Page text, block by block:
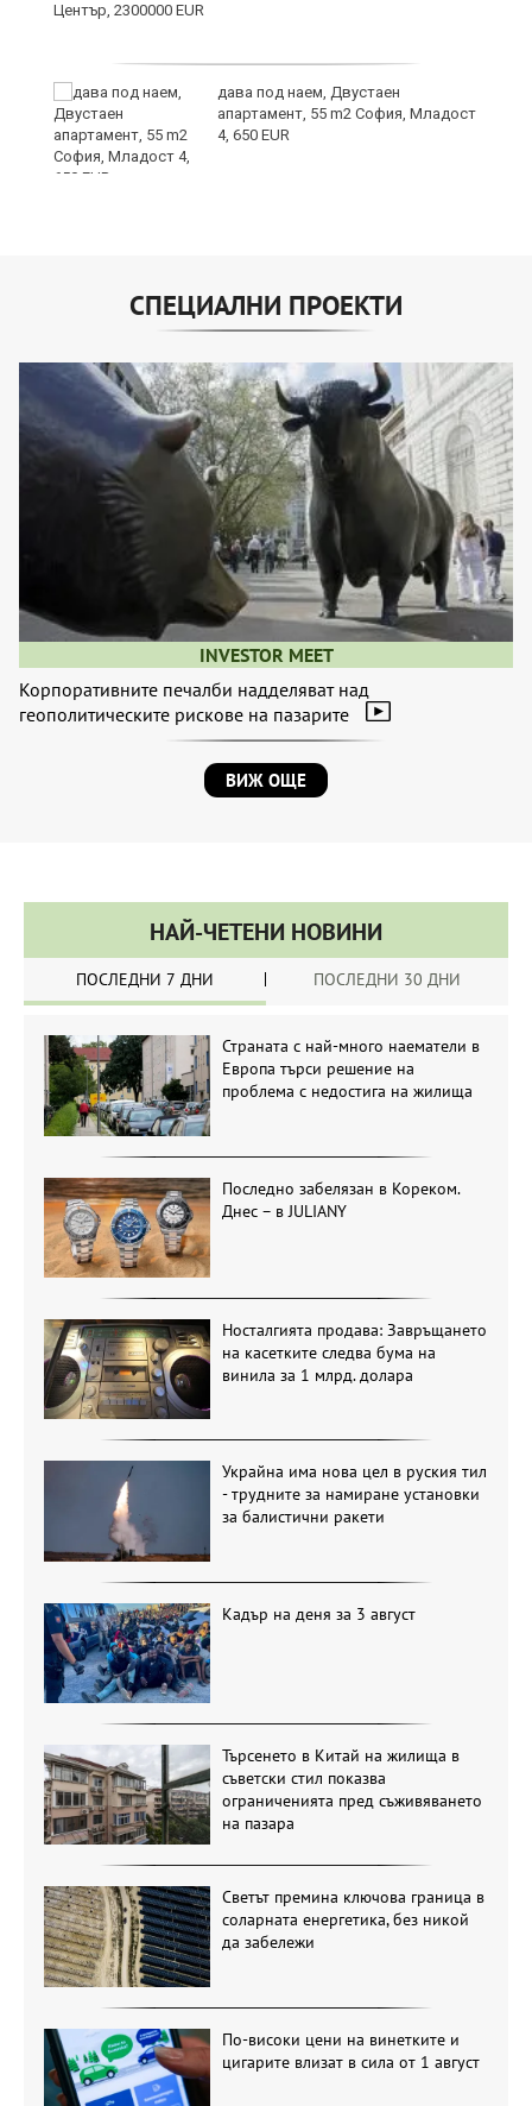
дава под наем, Двустаен
апартамент, 55 m2 София, Младост
4, 650 EUR
СПЕЦИАЛНИ ПРОЕКТИ
INVESTOR MEET
Корпоративните печалби надделяват над
геополитическите рискове на пазарите
ВИЖ ОЩЕ
НАЙ-ЧЕТЕНИ НОВИНИ
ПОСЛЕДНИ 7 ДНИ ПОСЛЕДНИ 30 ДНИ
Страната с най-много наематели в
Европа търси решение на
проблема с недостига на жилища
Последно забелязан в Кореком.
Днес – в JULIANY
Носталгията продава: Завръщането
на касетките следва бума на
винила за 1 млрд. долара
Украйна има нова цел в руския тил
- трудните за намиране установки
за балистични ракети
Кадър на деня за 3 август
Търсенето в Китай на жилища в
съветски стил показва
ограниченията пред съживяването
на пазара
Светът премина ключова граница в
соларната енергетика, без никой
да забележи
По-високи цени на винетките и
цигарите влизат в сила от 1 август